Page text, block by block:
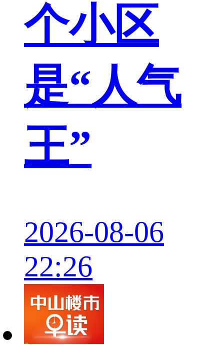
个小区
是“人气
王”
2026-08-06
22:26